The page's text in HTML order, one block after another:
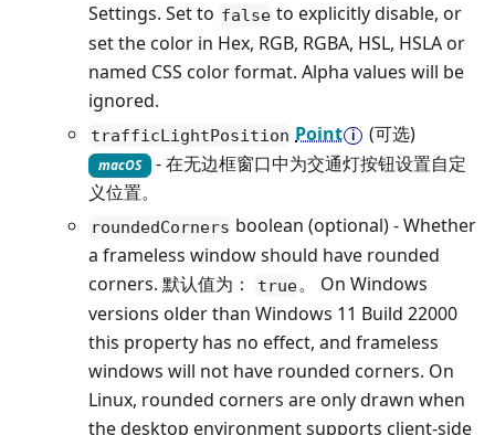
Settings. Set to false to explicitly disable, or
set the color in Hex, RGB, RGBA, HSL, HSLA or
named CSS color format. Alpha values will be
ignored.
trafficLightPosition Point (可选)
macOS
- 在无边框窗口中为交通灯按钮设置自定
义位置。
roundedCorners boolean (optional) - Whether
a frameless window should have rounded
corners. 默认值为：
true。 On Windows
versions older than Windows 11 Build 22000
this property has no effect, and frameless
windows will not have rounded corners. On
Linux, rounded corners are only drawn when
the desktop environment supports client-side